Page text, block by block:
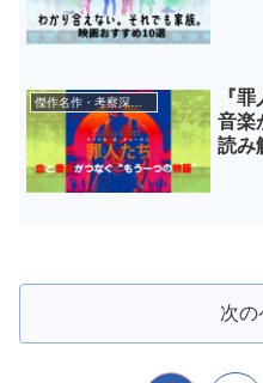
傑作名作・考察深掘り
『
音楽
読み
次の